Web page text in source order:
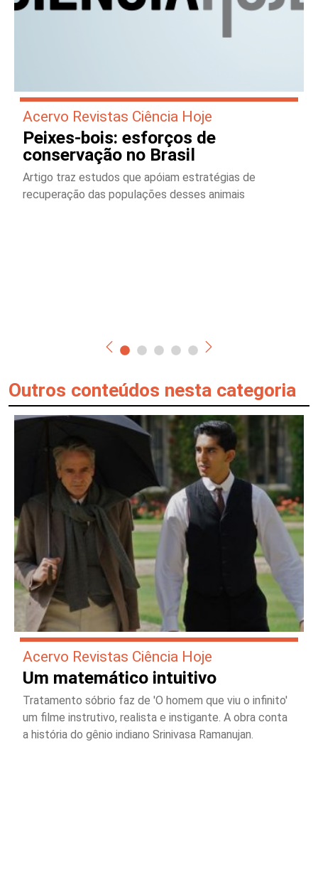
Acervo Revistas Ciência Hoje
Peixes-bois: esforços de
conservação no Brasil
Artigo traz estudos que apóiam estratégias de
recuperação das populações desses animais
Outros conteúdos nesta categoria
Acervo Revistas Ciência Hoje
Um matemático intuitivo
Tratamento sóbrio faz de 'O homem que viu o infinito'
um filme instrutivo, realista e instigante. A obra conta
a história do gênio indiano Srinivasa Ramanujan.